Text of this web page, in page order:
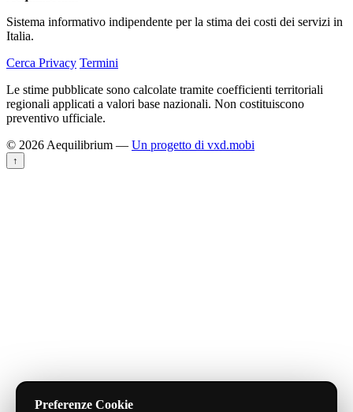
Sistema informativo indipendente per la stima dei costi dei servizi in
Italia.
Cerca Privacy Termini
Le stime pubblicate sono calcolate tramite coefficienti territoriali
regionali applicati a valori base nazionali. Non costituiscono
preventivo ufficiale.
© 2026 Aequilibrium — Un progetto di vxd.mobi
↑
Preferenze Cookie